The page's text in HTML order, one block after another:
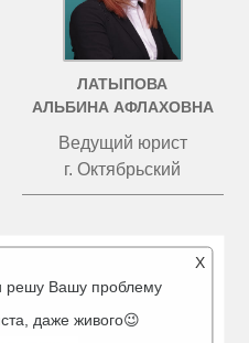
ЛАТЫПОВА
АЛЬБИНА АФЛАХОВНА
Ведущий юрист
г. Октябрьский
X
Вашу проблему
даже живого😉